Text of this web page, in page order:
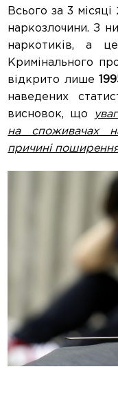
Всього за 3
наркозлочини. З
наркотиків, а
Кримінального
відкрито лише
наведених
висновок, що
на споживачах
причині поширення